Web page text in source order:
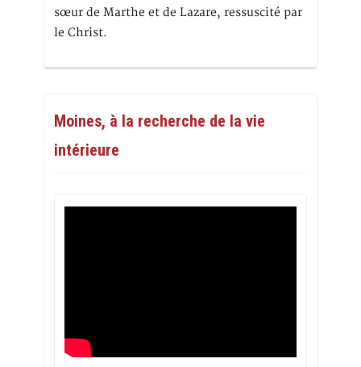
sœur de Marthe et de Lazare, ressuscité par
le Christ.
Moines, à la recherche de la vie
intérieure